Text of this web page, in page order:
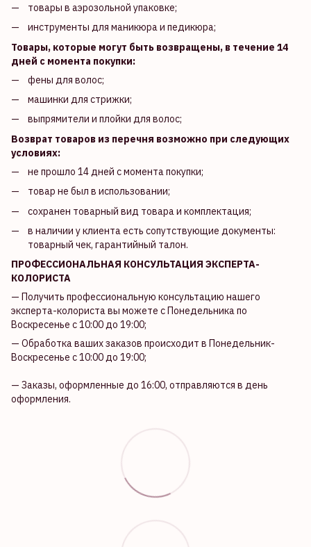
товары в аэрозольной упаковке;
инструменты для маникюра и педикюра;
Товары, которые могут быть возвращены, в течение 14
дней с момента покупки:
фены для волос;
машинки для стрижки;
выпрямители и плойки для волос;
Возврат товаров из перечня возможно при следующих
условиях:
не прошло 14 дней с момента покупки;
товар не был в использовании;
сохранен товарный вид товара и комплектация;
в наличии у клиента есть сопутствующие документы:
товарный чек, гарантийный талон.
ПРОФЕССИОНАЛЬНАЯ КОНСУЛЬТАЦИЯ ЭКСПЕРТА-
КОЛОРИСТА
— Получить профессиональную консультацию нашего
эксперта-колориста вы можете с Понедельника по
Воскресенье с 10:00 до 19:00;
— Обработка ваших заказов происходит в Понедельник-
Воскресенье с 10:00 до 19:00;
— Заказы, оформленные до 16:00, отправляются в день
оформления.